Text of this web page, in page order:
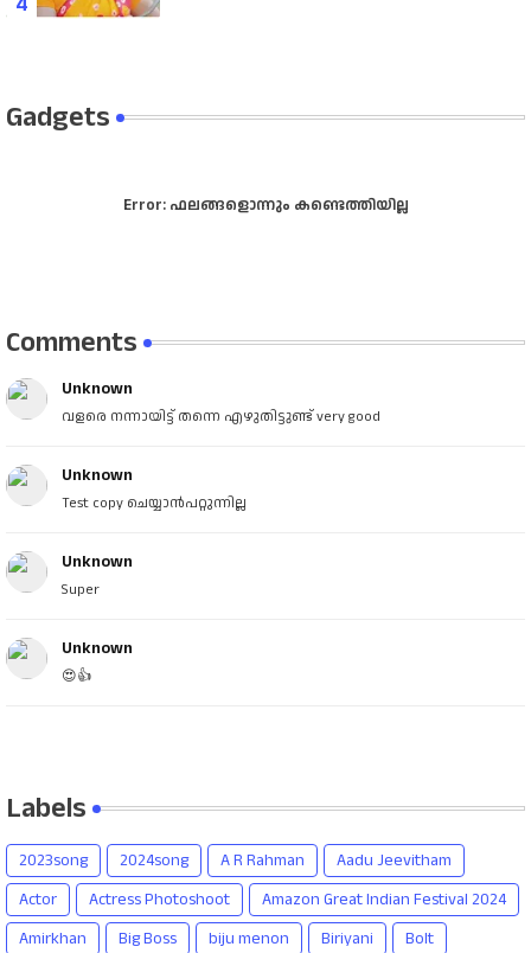
Gadgets
Error:ഫലങ്ങളൊന്നും കണ്ടെത്തിയില്ല
Comments
Unknown
വളരെ നന്നായിട്ട് തന്നെ എഴുതിട്ടുണ്ട് very good
Unknown
Test copy ചെയ്യാൻപറ്റുന്നില്ല
Unknown
Super
Unknown
😍👍
Labels
2023song 2024song A R Rahman
Aadu Jeevitham
Actor
Actress Photoshoot
Amazon Great Indian Festival 2024
Amirkhan
Big Boss biju menon Biriyani
Bolt